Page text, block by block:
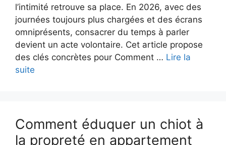
l’intimité retrouve sa place. En 2026, avec des
journées toujours plus chargées et des écrans
omniprésents, consacrer du temps à parler
devient un acte volontaire. Cet article propose
des clés concrètes pour Comment … Lire la
suite
Comment éduquer un chiot à
la propreté en appartement